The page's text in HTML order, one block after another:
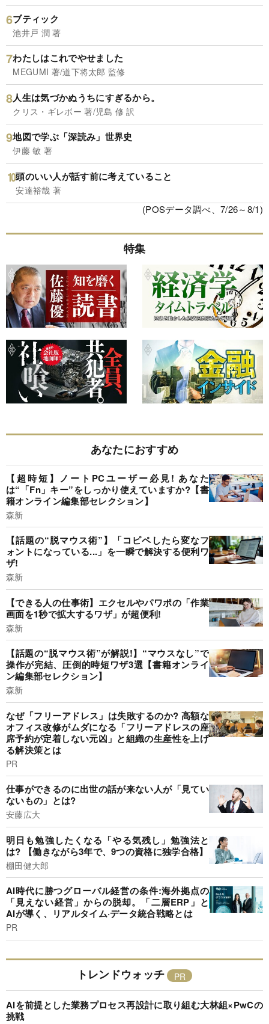
ブティック
池井戸 潤 著
わたしはこれでやせました
MEGUMI 著/道下将太郎 監修
人生は気づかぬうちにすぎるから。
クリス・ギレボー 著/児島 修 訳
地図で学ぶ「深読み」世界史
伊藤 敏 著
頭のいい人が話す前に考えていること
安達裕哉 著
(POSデータ調べ、7/26～8/1)
特集
あなたにおすすめ
【超時短】ノートPCユーザー必見! あなた
は“「Fn」キー”をしっかり使えていますか?【書
籍オンライン編集部セレクション】
森新
【話題の“脱マウス術”】「コピペしたら変なフ
ォントになっている...」を一瞬で解決する便利ワ
ザ!
森新
【できる人の仕事術】エクセルやパワポの「作業
画面を1秒で拡大するワザ」が超便利!
森新
【話題の“脱マウス術”が解説!】“マウスなし”で
操作が完結、圧倒的時短ワザ3選【書籍オンライ
ン編集部セレクション】
森新
なぜ「フリーアドレス」は失敗するのか? 高額な
オフィス改修がムダになる「フリーアドレスの座
席予約が定着しない元凶」と組織の生産性を上げ
る解決策とは
PR
仕事ができるのに出世の話が来ない人が「見てい
ないもの」とは?
安藤広大
明日も勉強したくなる「やる気残し」勉強法と
は? 【働きながら3年で、9つの資格に独学合格】
棚田健大郎
AI時代に勝つグローバル経営の条件:海外拠点の
「見えない経営」からの脱却。「二層ERP」と
AIが導く、リアルタイム·データ統合戦略とは
PR
トレンドウォッチ
AIを前提とした業務プロセス再設計に取り組む大林組×PwCの
挑戦